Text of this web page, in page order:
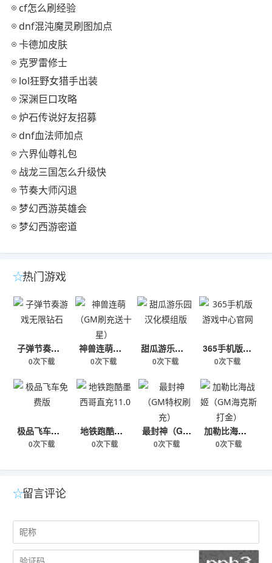
cf怎么刷经验
dnf混沌魔灵刷图加点
卡德加皮肤
克罗雷修士
lol狂野女猎手出装
深渊巨口攻略
炉石传说好友招募
dnf血法师加点
六界仙尊礼包
战龙三国怎么升级快
节奏大师闪退
梦幻西游英雄会
梦幻西游密道
热门游戏
子弹节奏游戏无限钻石
0次下载
神兽连萌（GM刷充送十星）
0次下载
甜瓜游乐园汉化模组版
0次下载
365手机版游戏中心官网
0次下载
极品飞车免费版
0次下载
地铁跑酷墨西哥直充11.0
0次下载
最封神（GM特权刷充）
0次下载
加勒比海战姬（GM海克斯打金）
0次下载
留言评论